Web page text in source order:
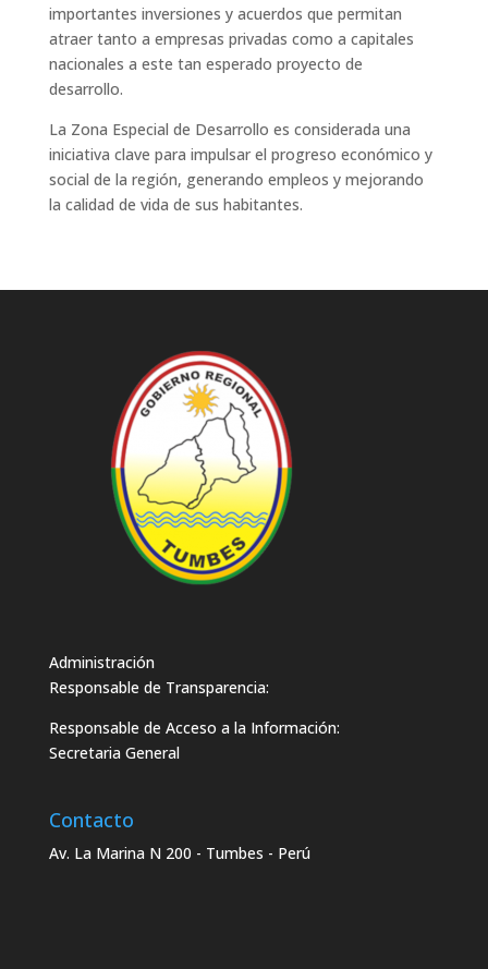
importantes inversiones y acuerdos que permitan
atraer tanto a empresas privadas como a capitales
nacionales a este tan esperado proyecto de
desarrollo.
La Zona Especial de Desarrollo es considerada una
iniciativa clave para impulsar el progreso económico y
social de la región, generando empleos y mejorando
la calidad de vida de sus habitantes.
Administración
Responsable de Transparencia:
Responsable de Acceso a la Información:
Secretaria General
Contacto
Av. La Marina N 200 - Tumbes - Perú